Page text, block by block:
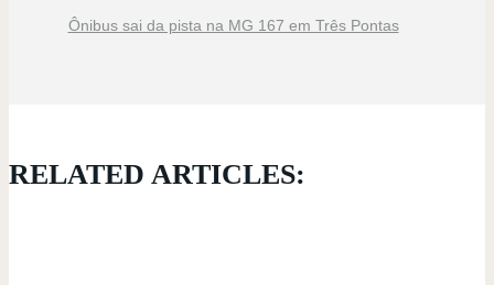
Ônibus sai da pista na MG 167 em Três Pontas
RELATED ARTICLES: